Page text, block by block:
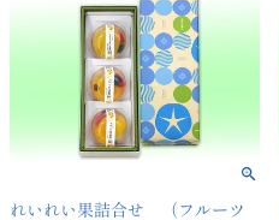
れいれい果詰合せ （フルーツ